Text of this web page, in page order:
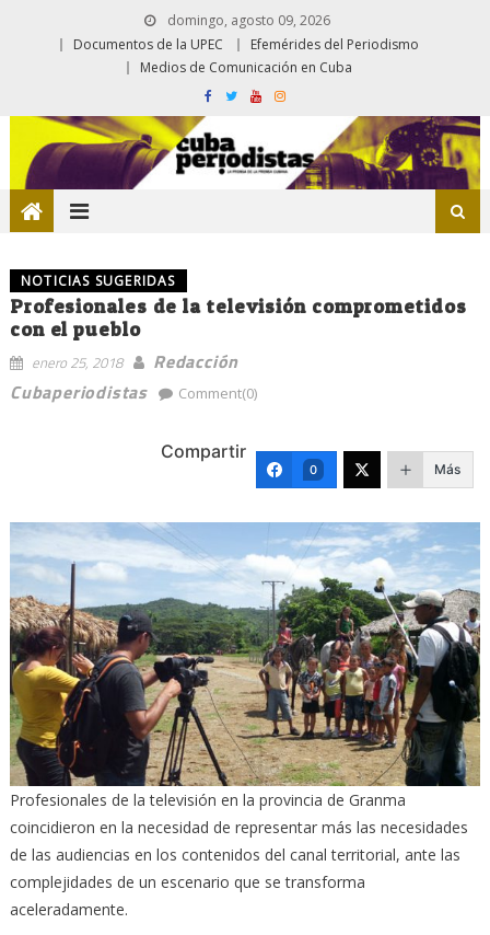
domingo, agosto 09, 2026
Documentos de la UPEC
Efemérides del Periodismo
Medios de Comunicación en Cuba
NOTICIAS SUGERIDAS
Profesionales de la televisión comprometidos
con el pueblo
enero 25, 2018
Redacción
Cubaperiodistas
Comment(0)
Compartir
0 Más
Profesionales de la televisión en la provincia de Granma
coincidieron en la necesidad de representar más las necesidades
de las audiencias en los contenidos del canal territorial, ante las
complejidades de un escenario que se transforma
aceleradamente.